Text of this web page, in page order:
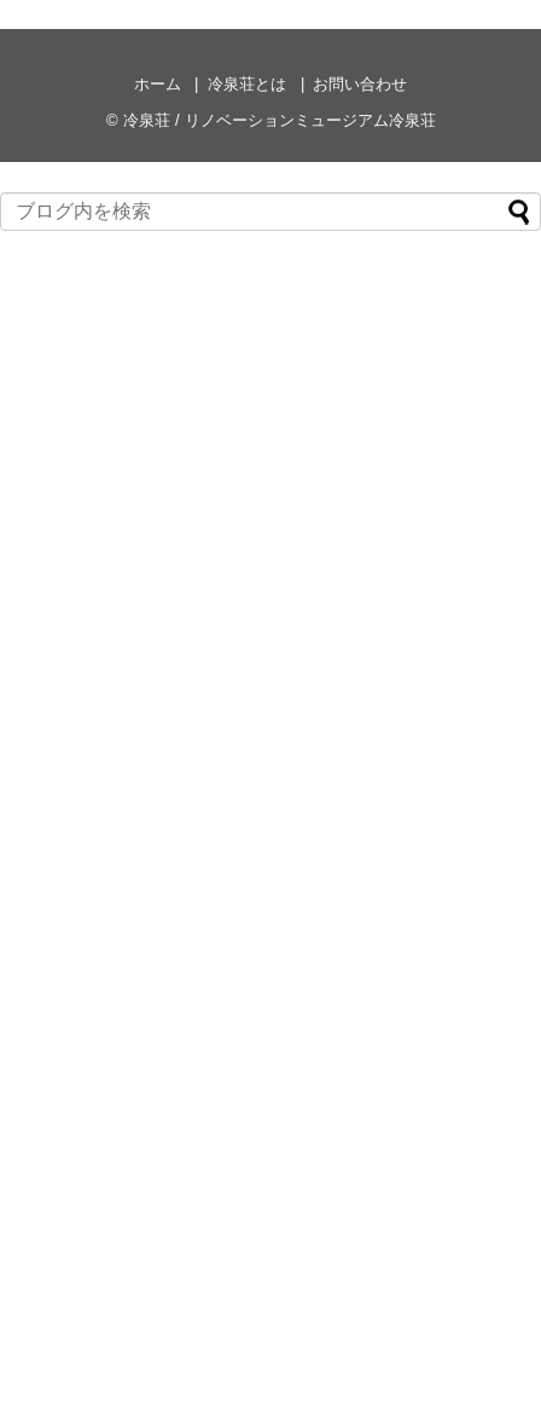
ホーム 冷泉荘とは
お問い合わせ
© 冷泉荘 / リノベーションミュージアム冷泉荘